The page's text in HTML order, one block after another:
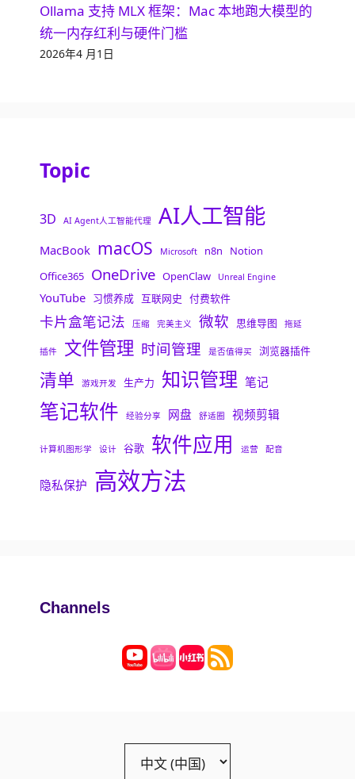
Ollama 支持 MLX 框架：Mac 本地跑大模型的
统一内存红利与硬件门槛
2026年4 月1日
Topic
3D AI Agent人工智能代理 AI人工智能
MacBook macOS Microsoft n8n
Notion
Office365 OneDrive OpenClaw Unreal Engine
YouTube 习惯养成 互联网史 付费软件
卡片盒笔记法 压缩 完美主义 微软 思维导图 拖延
插件 文件管理 时间管理 是否值得买 浏览器插件
清单 游戏开发 生产力 知识管理 笔记
笔记软件 经验分享 网盘 舒适圈 视频剪辑
计算机图形学 设计 谷歌 软件应用 运营 配音
隐私保护 高效方法
Channels